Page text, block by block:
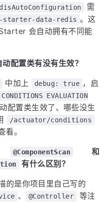
需
starter-data-redis 。这
会自动拥有不同能
配置类有没有生效？
中加上 debug: true ，启
CONDITIONS EVALUATION
配置类生效了、哪些没生
/actuator/conditions
。
@ComponentScan 和
有什么区别？
的是你项目里自己写的
、 @Controller
等注